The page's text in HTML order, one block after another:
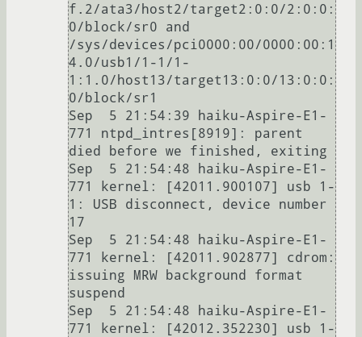
f.2/ata3/host2/target2:0:0/2:0:0:
0/block/sr0 and
/sys/devices/pci0000:00/0000:00:1
4.0/usb1/1-1/1-
1:1.0/host13/target13:0:0/13:0:0:
0/block/sr1
Sep  5 21:54:39 haiku-Aspire-E1-
771 ntpd_intres[8919]: parent
died before we finished, exiting
Sep  5 21:54:48 haiku-Aspire-E1-
771 kernel: [42011.900107] usb 1-
1: USB disconnect, device number
17
Sep  5 21:54:48 haiku-Aspire-E1-
771 kernel: [42011.902877] cdrom:
issuing MRW background format
suspend
Sep  5 21:54:48 haiku-Aspire-E1-
771 kernel: [42012.352230] usb 1-